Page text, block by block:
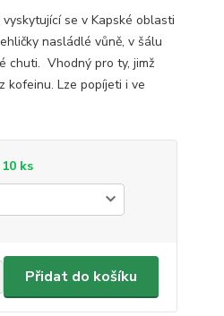
se v Kapské oblasti
nasládlé vůně, v šálu
chuti. Vhodný pro ty, jimž
kofeinu. Lze popíjeti i ve
ks
Přidat do košíku